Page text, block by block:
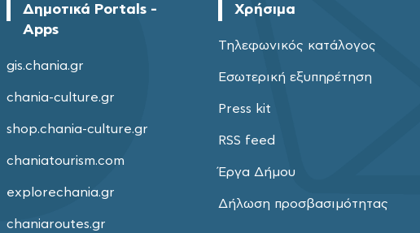
Δημοτικά Portals -
Apps
gis.chania.gr
chania-culture.gr
shop.chania-culture.gr
chaniatourism.com
explorechania.gr
chaniaroutes.gr
Χρήσιμα
Τηλεφωνικός κατάλογος
Εσωτερική εξυπηρέτηση
Press kit
RSS feed
Έργα Δήμου
Δήλωση προσβασιμότητας